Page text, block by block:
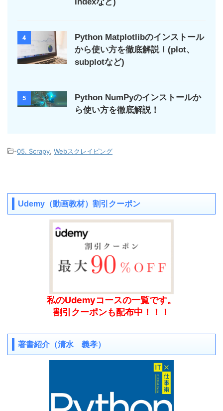
4
Python Matplotlibのインストール
から使い方を徹底解説！(plot、
subplotなど)
5
Python NumPyのインストールか
ら使い方を徹底解説！
-05. Scrapy Webスクレイピング
Udemy（動画教材）割引クーポン
私のUdemyコースの一覧です。
割引クーポンも配布中！！！
著書紹介（清水 義孝）